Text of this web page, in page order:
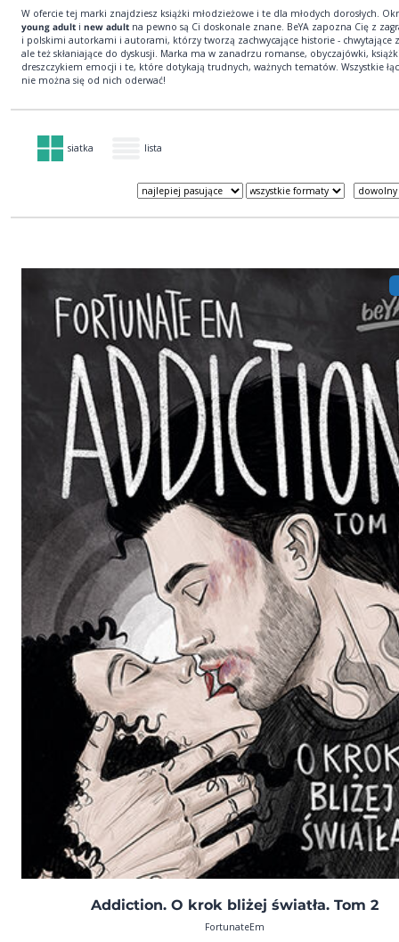
W ofercie tej marki znajdziesz książki młodzieżowe i te dla młodych dorosłych.
young adult i new adult na pewno są Ci doskonale znane. BeYA zapozna Cię z
i polskimi autorkami i autorami, którzy tworzą zachwycające historie - chwytające
ale też skłaniające do dyskusji. Marka ma w zanadrzu romanse, obyczajówki,
dreszczykiem emocji i te, które dotykają trudnych, ważnych tematów. Wszystkie
nie można się od nich oderwać!
siatka lista
Addiction. O krok bliżej światła. Tom 2
FortunateEm